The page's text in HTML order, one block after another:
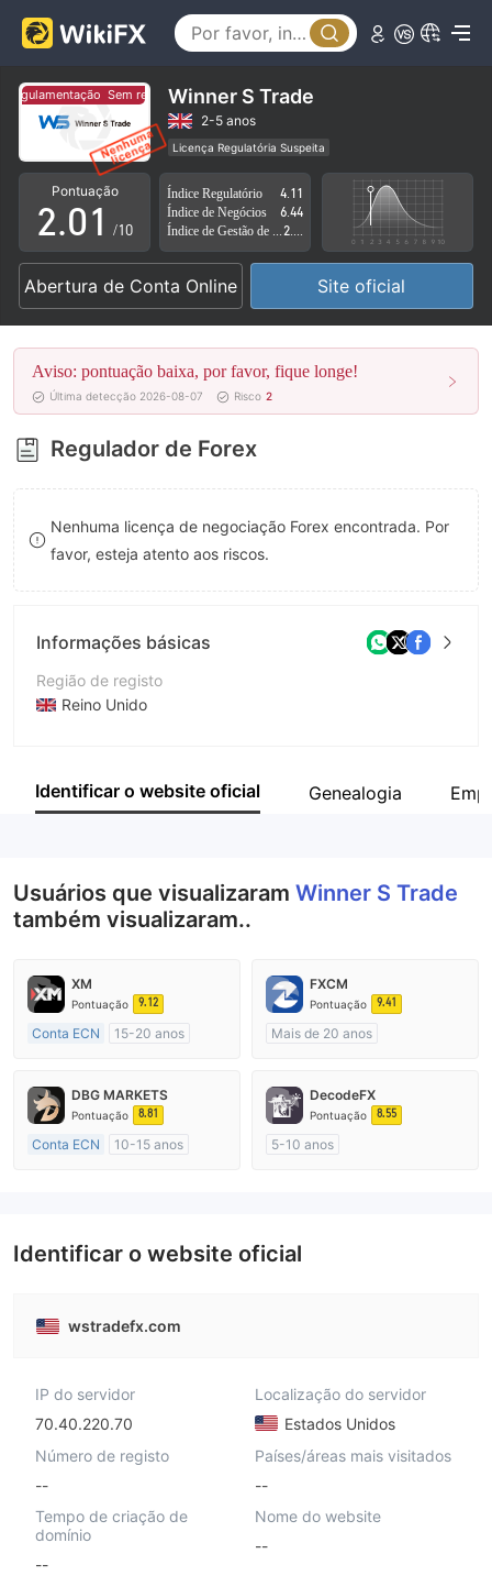
Sem regulamentaçãoWinner S Trade
2-5 anos
Licença Regulatória Suspeita
Região de negócios suspeita
Risco potencial alto
Pontuação
0
1
2
3
4
5
6
7
8
9
.0
1
2
3
4
5
6
7
8
0
1
2
3
4
5
6
7
8
9
/10
Índice Regulatório
4.11
Índice de Negócios
6.44
Abertura de Conta Online Site oficial
Aviso: pontuação baixa, por favor, fique longe!
Última detecção 2026-08-07 Risco 2
Regulador de Forex
Nenhuma licença de negociação Forex encontrada. Por
favor, esteja atento aos riscos.
Informações básicas
Região de registo
Reino Unido
Empresa
Identificar o website oficial Genealogia
Usuários que visualizaram Winner S Trade
também visualizaram..
XM
Pontuação 9.12
Conta ECN
15-20 anos
Market Marketing (MM)
Etiqueta principal MT4
FXCM
Pontuação 9.41
Mais de 20 anos
Market Marketing (MM)
Etiqueta principal MT4
DBG MARKETS
Pontuação 8.81
Conta ECN
10-15 anos
DecodeFX
Pontuação 8.55
5-10 anos
Identificar o website oficial
wstradefx.com
IP do servidor
70.40.220.70
Localização do servidor
Estados Unidos
Número de registo
--
Países/áreas mais visitados
--
Tempo de criação de
domínio
--
Nome do website
--